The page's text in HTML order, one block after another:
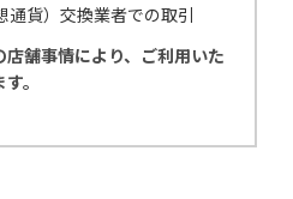
通貨）交換業者での取引
店舗事情により、ご利用いた
。